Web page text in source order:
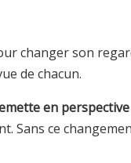
son
de chacun.
en
Sans ce